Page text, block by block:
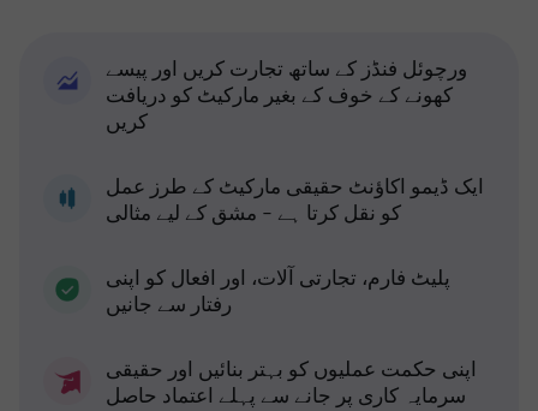
ورچوئل فنڈز کے ساتھ تجارت کریں اور پیسے
کھونے کے خوف کے بغیر مارکیٹ کو دریافت
کریں
ایک ڈیمو اکاؤنٹ حقیقی مارکیٹ کے طرز عمل
کو نقل کرتا ہے - مشق کے لیے مثالی
پلیٹ فارم، تجارتی آلات، اور افعال کو اپنی
رفتار سے جانیں
اپنی حکمت عملیوں کو بہتر بنائیں اور حقیقی
سرمایہ کاری پر جانے سے پہلے اعتماد حاصل